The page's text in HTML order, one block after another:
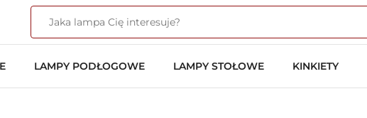
LAMPY PODŁOGOWE LAMPY STOŁOWE KINKIETY